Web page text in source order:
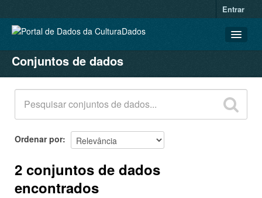
Entrar
CONJUNTOS DE DADOS
ORGANIZAÇÕES
GRUPOS
SOBRE
Conjuntos de dados
Ordenar por
2 conjuntos de dados
encontrados